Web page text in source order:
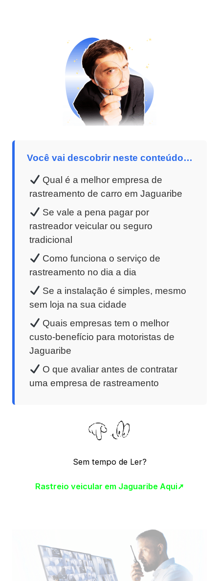
Você vai descobrir neste conteúdo…
Qual é a melhor empresa de
rastreamento de carro em Jaguaribe
Se vale a pena pagar por
rastreador veicular ou seguro
tradicional
Como funciona o serviço de
rastreamento no dia a dia
Se a instalação é simples, mesmo
sem loja na sua cidade
Quais empresas tem o melhor
custo-benefício para motoristas de
Jaguaribe
O que avaliar antes de contratar
uma empresa de rastreamento
Sem tempo de Ler?
Rastreio veicular em Jaguaribe Aqui➚